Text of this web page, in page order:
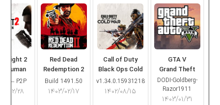
GTA V
Grand Theft
Auto V
DODI-Goldberg-
Razor1911
۱۴۰۳/۰۱/۳۱
Call of Duty
Black Ops Cold
War
v1.34.0.15931218
۱۴۰۲/۰۸/۱۵
Red Dead
Redemption 2
Build 1491.50
۱۴۰۳/۰۲/۱۷
Light 2
Human
– P2P
۱۴۰۳/